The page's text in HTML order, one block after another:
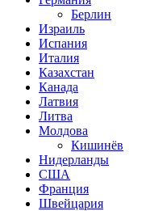
Берлин
Израиль
Испания
Италия
Казахстан
Канада
Латвия
Литва
Молдова
Кишинёв
Нидерланды
США
Франция
Швейцария